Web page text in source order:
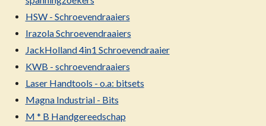
HSW - Schroevendraaiers
Irazola Schroevendraaiers
JackHolland 4in1 Schroevendraaier
KWB - schroevendraaiers
Laser Handtools - o.a: bitsets
Magna Industrial - Bits
M * B Handgereedschap